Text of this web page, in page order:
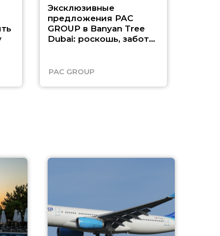
Эксклюзивные
предложения PAC
GROUP в Banyan Tree
Dubai: роскошь, забота
PAC GROUP